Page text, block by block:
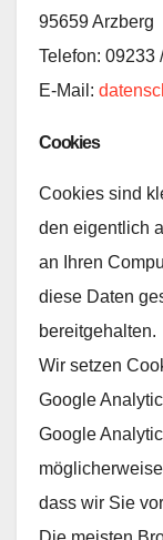
95659 Arzberg
Telefon: 09233
E-Mail:
Cookies
Cookies sind
den eigentlich
an Ihren
diese Daten
bereitgehalten.
Wir setzen
Google
Google
dass wir Sie